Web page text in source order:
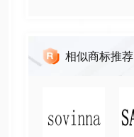
相似商标推荐